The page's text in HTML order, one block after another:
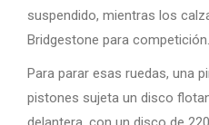
suspendido, mientras los
Bridgestone para competición.
Para parar esas ruedas, una
pistones sujeta un disco